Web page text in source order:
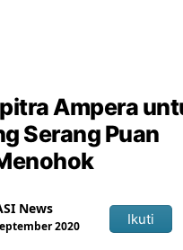
Ampera
Serang Puan
News
2020 Ikuti